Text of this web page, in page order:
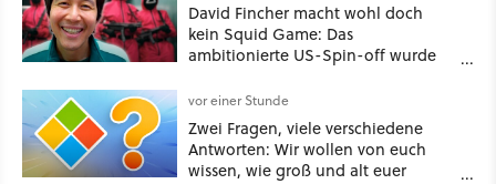
David Fincher macht wohl doch
kein Squid Game: Das
ambitionierte US-Spin-off wurde
vor einer Stunde
Zwei Fragen, viele verschiedene
Antworten: Wir wollen von euch
wissen, wie groß und alt euer